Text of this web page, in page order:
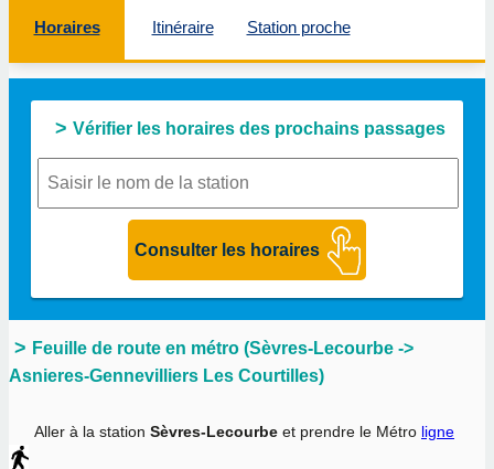
Horaires Itinéraire Station proche
Vérifier les horaires des prochains passages
Feuille de route en métro (Sèvres-Lecourbe ->
Asnieres-Gennevilliers Les Courtilles)
Aller à la station Sèvres-Lecourbe et prendre le Métro ligne